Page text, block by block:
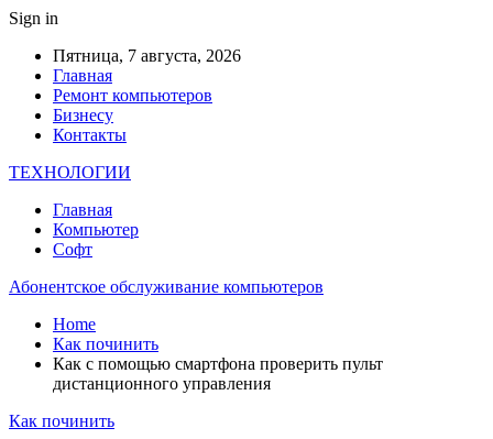
Sign in
Пятница, 7 августа, 2026
Главная
Ремонт компьютеров
Бизнесу
Контакты
ТЕХНОЛОГИИ
Главная
Компьютер
Софт
Абонентское обслуживание компьютеров
Home
Как починить
Как с помощью смартфона проверить пульт
дистанционного управления
Как починить